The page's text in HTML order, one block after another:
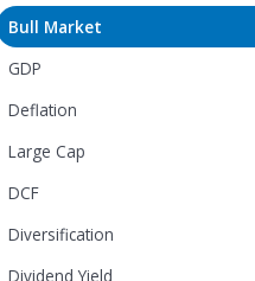
Bull Market
GDP
Deflation
Large Cap
DCF
Diversification
Dividend Yield